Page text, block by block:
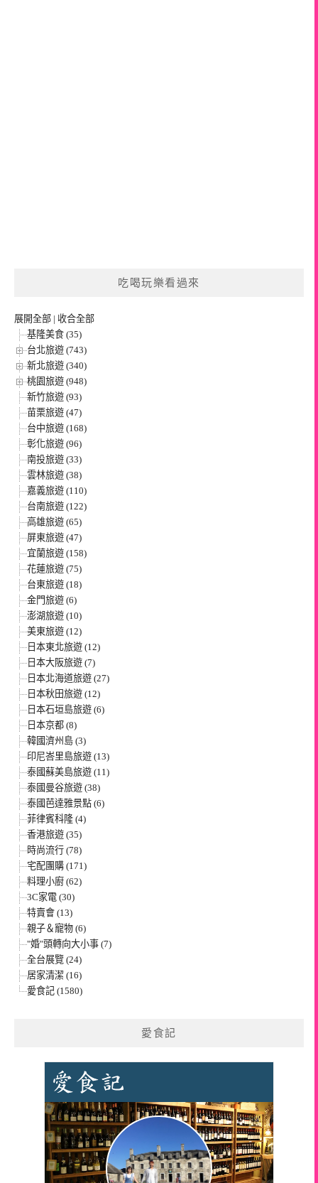
吃喝玩樂看過來
展開全部 | 收合全部
基隆美食 (35)
台北旅遊 (743)
新北旅遊 (340)
桃園旅遊 (948)
新竹旅遊 (93)
苗栗旅遊 (47)
台中旅遊 (168)
彰化旅遊 (96)
南投旅遊 (33)
雲林旅遊 (38)
嘉義旅遊 (110)
台南旅遊 (122)
高雄旅遊 (65)
屏東旅遊 (47)
宜蘭旅遊 (158)
花蓮旅遊 (75)
台東旅遊 (18)
金門旅遊 (6)
澎湖旅遊 (10)
美東旅遊 (12)
日本東北旅遊 (12)
日本大阪旅遊 (7)
日本北海道旅遊 (27)
日本秋田旅遊 (12)
日本石垣島旅遊 (6)
日本京都 (8)
韓國濟州島 (3)
印尼峇里島旅遊 (13)
泰國蘇美島旅遊 (11)
泰國曼谷旅遊 (38)
泰國芭達雅景點 (6)
菲律賓科隆 (4)
香港旅遊 (35)
時尚流行 (78)
宅配團購 (171)
料理小廚 (62)
3C家電 (30)
特賣會 (13)
親子＆寵物 (6)
"婚"頭轉向大小事 (7)
全台展覽 (24)
居家清潔 (16)
愛食記 (1580)
愛食記